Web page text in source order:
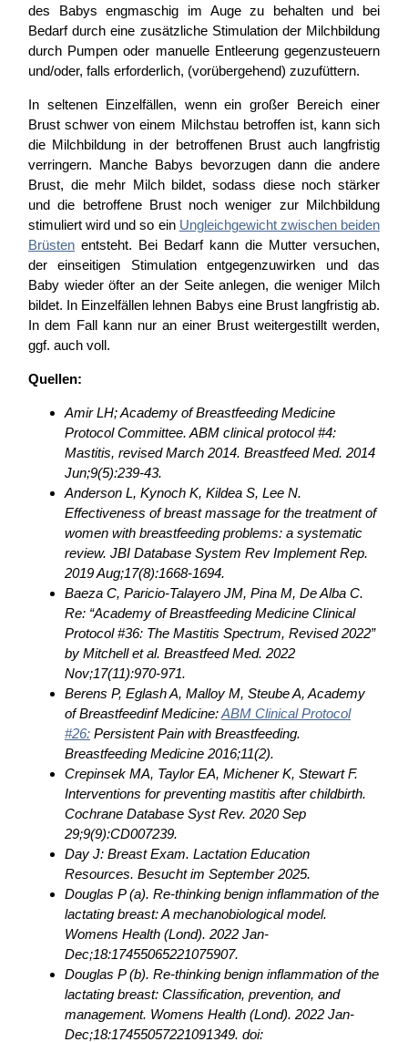
des Babys engmaschig im Auge zu behalten und bei
Bedarf durch eine zusätzliche Stimulation der Milchbildung
durch Pumpen oder manuelle Entleerung gegenzusteuern
und/oder, falls erforderlich, (vorübergehend) zuzufüttern.
In seltenen Einzelfällen, wenn ein großer Bereich einer
Brust schwer von einem Milchstau betroffen ist, kann sich
die Milchbildung in der betroffenen Brust auch langfristig
verringern. Manche Babys bevorzugen dann die andere
Brust, die mehr Milch bildet, sodass diese noch stärker
und die betroffene Brust noch weniger zur Milchbildung
stimuliert wird und so ein Ungleichgewicht zwischen beiden
Brüsten entsteht. Bei Bedarf kann die Mutter versuchen,
der einseitigen Stimulation entgegenzuwirken und das
Baby wieder öfter an der Seite anlegen, die weniger Milch
bildet. In Einzelfällen lehnen Babys eine Brust langfristig ab.
In dem Fall kann nur an einer Brust weitergestillt werden,
ggf. auch voll.
Quellen:
Amir LH; Academy of Breastfeeding Medicine
Protocol Committee. ABM clinical protocol #4:
Mastitis, revised March 2014. Breastfeed Med. 2014
Jun;9(5):239-43.
Anderson L, Kynoch K, Kildea S, Lee N.
Effectiveness of breast massage for the treatment of
women with breastfeeding problems: a systematic
review. JBI Database System Rev Implement Rep.
2019 Aug;17(8):1668-1694.
Baeza C,Paricio-Talayero JM,Pina M, De Alba C.
Re: “Academy of Breastfeeding Medicine Clinical
Protocol #36: The Mastitis Spectrum, Revised 2022”
by Mitchell et al.BreastfeedMed. 2022
Nov;17(11):970-971.
Berens P, Eglash A, Malloy M, Steube A, Academy
of Breastfeedinf Medicine:ABM Clinical Protocol
#26: Persistent Pain with Breastfeeding.
Breastfeeding Medicine 2016;11(2).
Crepinsek MA, Taylor EA, Michener K, Stewart F.
Interventions for preventing mastitis after childbirth.
Cochrane Database Syst Rev. 2020 Sep
29;9(9):CD007239.
Day J: Breast Exam. Lactation Education
Resources. Besucht im September 2025.
Douglas P (a). Re-thinking benign inflammation of the
lactating breast: A mechanobiological model.
Womens Health (Lond). 2022 Jan-
Dec;18:17455065221075907.
Douglas P (b). Re-thinking benign inflammation of the
lactating breast: Classification, prevention, and
management. Womens Health (Lond). 2022 Jan-
Dec;18:17455057221091349. doi: